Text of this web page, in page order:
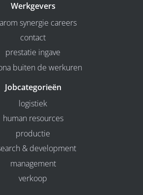
Werkgevers
synergie careers
contact
prestatie ingave
buiten de werkuren
Jobcategorieën
logistiek
human resources
productie
& development
management
verkoop